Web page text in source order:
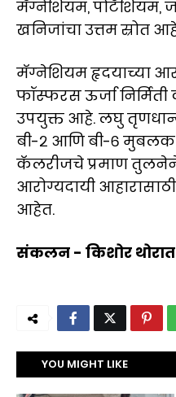
मॅग्नेशियम, पोटॅशियम,
खनिजांचा उत्तम स्रोत
मॅग्नेशियम हृदयाच्या
फॉस्फरस ऊर्जा
उपयुक्त आहे. लघु
बी-२ आणि बी-६ मुबलक
कॅलरीजचे प्रमाण
आरोग्यदायी
आहेत.
संकलन - किशोर
YOU MIGHT LIKE